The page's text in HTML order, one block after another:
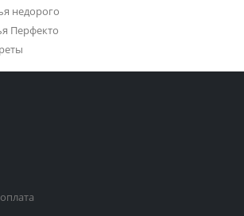
недорого
Перфекто